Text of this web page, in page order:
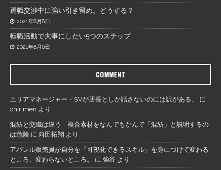
退職交渉中に強い引き留め。どうする？
2021年8月8日
転職活動で大事にしたい5つのステップ
2021年8月6日
COMMENT
エリアマネージャー・SVが店長としか話さないのには訳がある。
に
chirimen より
混紡と交織は違う 複合素材をなんでもかんで「混紡」と説明するの
は危険 に 向田拓翔 より
アパレル販売員が自分を「可視化できるスキル」を身につけて変わる
ところ、変わらないところ。
に 強谷 より